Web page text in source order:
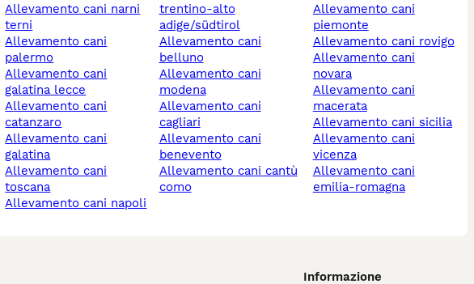
allevamento cani narni
terni
allevamento cani
palermo
allevamento cani
galatina lecce
allevamento cani
catanzaro
allevamento cani
galatina
allevamento cani
toscana
allevamento cani napoli
trentino-alto
adige/südtirol
allevamento cani
belluno
allevamento cani
modena
allevamento cani
cagliari
allevamento cani
benevento
allevamento cani cantù
como
allevamento cani
piemonte
allevamento cani rovigo
allevamento cani
novara
allevamento cani
macerata
allevamento cani sicilia
allevamento cani
vicenza
allevamento cani
emilia-romagna
Informazione